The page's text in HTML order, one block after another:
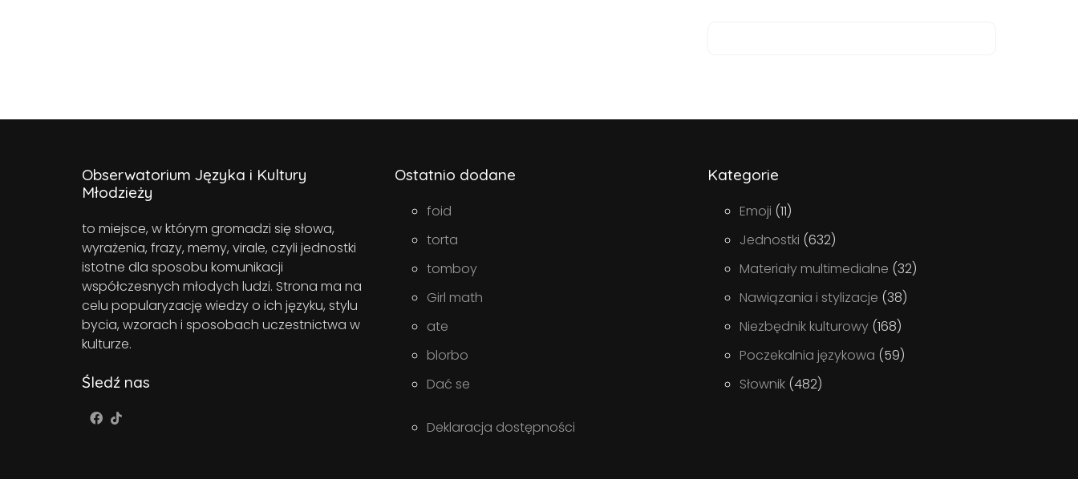
Obserwatorium Języka i Kultury
Młodzieży
to miejsce, w którym gromadzi się słowa,
wyrażenia, frazy, memy, virale, czyli jednostki
istotne dla sposobu komunikacji
współczesnych młodych ludzi. Strona ma na
celu popularyzację wiedzy o ich języku, stylu
bycia, wzorach i sposobach uczestnictwa w
kulturze.
Śledź nas
Ostatnio dodane
foid
torta
tomboy
Girl math
ate
blorbo
Dać se
Deklaracja dostępności
Kategorie
Emoji (11)
Jednostki (632)
Materiały multimedialne (32)
Nawiązania i stylizacje (38)
Niezbędnik kulturowy (168)
Poczekalnia językowa (59)
Słownik (482)